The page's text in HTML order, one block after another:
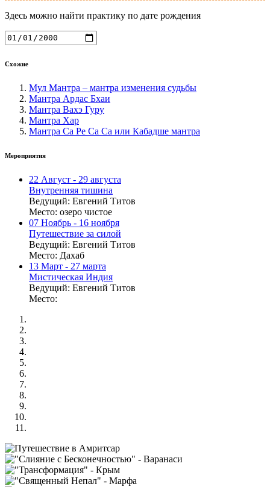
Здесь можно найти практику по дате рождения
Схожие
Мул Мантра – мантра изменения судьбы
Мантра Ардас Бхаи
Мантра Вахэ Гуру
Мантра Хар
Мантра Са Ре Са Са или Кабадше мантра
Мероприятия
22 Август - 29 августа
Внутренняя тишина
Ведущий: Евгений Титов
Место: озеро чистое
07 Ноябрь - 16 ноября
Путешествие за силой
Ведущий: Евгений Титов
Место: Дахаб
13 Март - 27 марта
Мистическая Индия
Ведущий: Евгений Титов
Место: